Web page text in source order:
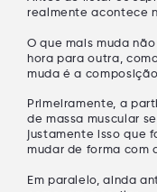
realmente acontece
O que mais mudanão
hora para outra,
muda é a
Primeiramente, a
de massa muscular
justamente isso que
mudar de forma com
Em paralelo, ainda